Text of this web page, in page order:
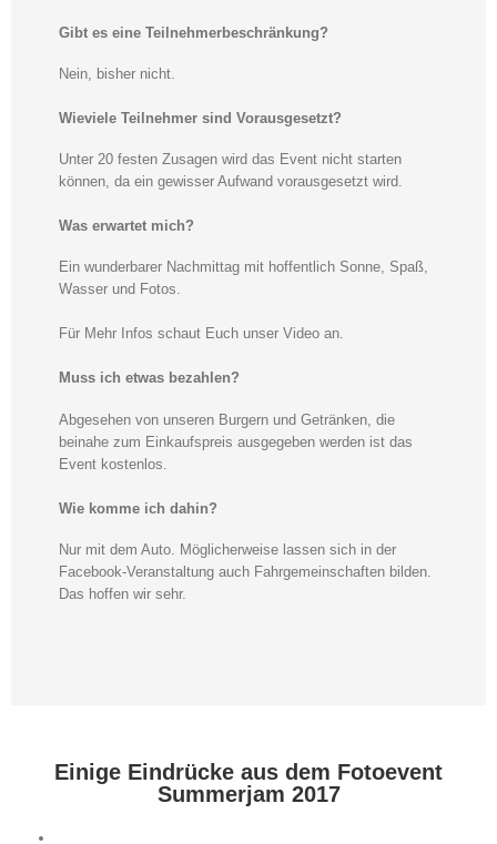
Gibt es eine Teilnehmerbeschränkung?
Nein, bisher nicht.
Wieviele Teilnehmer sind Vorausgesetzt?
Unter 20 festen Zusagen wird das Event nicht starten
können, da ein gewisser Aufwand vorausgesetzt wird.
Was erwartet mich?
Ein wunderbarer Nachmittag mit hoffentlich Sonne, Spaß,
Wasser und Fotos.
Für Mehr Infos schaut Euch unser Video an.
Muss ich etwas bezahlen?
Abgesehen von unseren Burgern und Getränken, die
beinahe zum Einkaufspreis ausgegeben werden ist das
Event kostenlos.
Wie komme ich dahin?
Nur mit dem Auto. Möglicherweise lassen sich in der
Facebook-Veranstaltung auch Fahrgemeinschaften bilden.
Das hoffen wir sehr.
Einige Eindrücke aus dem Fotoevent
Summerjam 2017